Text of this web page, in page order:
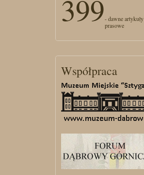
399- dawne artykuły
prasowe
Współpraca